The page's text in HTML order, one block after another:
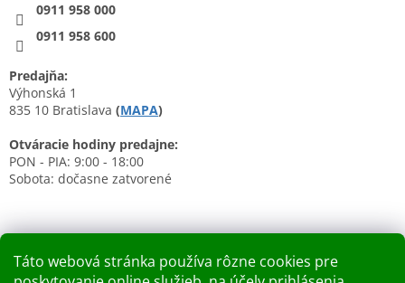
Táto webová stránka používa rôzne cookies pre
0911 958 000
0911 958 600
Predajňa:
Výhonská 1
835 10 Bratislava (MAPA)
Otváracie hodiny predajne:
PON - PIA: 9:00 - 18:00
Sobota: dočasne zatvorené